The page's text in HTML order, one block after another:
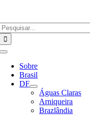
o
conteúdo
Alternar
Navegação
Sobre
Brasil
DF
Águas Claras
Arniqueira
Brazlândia